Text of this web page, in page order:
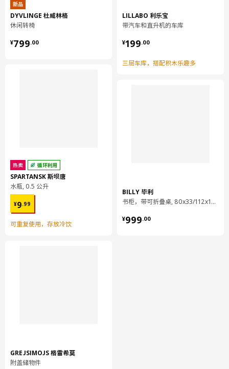
新品
DYVLINGE 杜威林格
休闲转椅
¥799.00
¥ 799.00
热卖 循环利用
SPARTANSK 斯坝唐
水瓶, 0.5 公升
¥9.99
¥ 9.99
可重复使用，存放冷饮
GREJSIMOJS 格雷希莫
附盖储物件
LILLABO 利乐宝
带汽车和直升机的车库
¥199.00
¥ 199.00
三层车库，搭配积木乐趣多
BILLY 毕利
书柜，带可折叠桌, 80x33/112x106 厘米
¥999.00
¥ 999.00